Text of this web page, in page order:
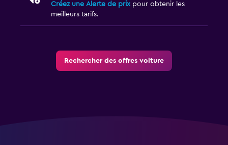
Créez une Alerte de prixpour obtenir les
meilleurs tarifs.
Rechercher des offres voiture